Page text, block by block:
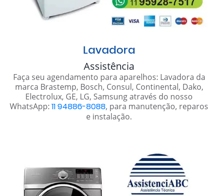
Lavadora
Assistência
Faça seu agendamento para aparelhos: Lavadora da
marca Brastemp, Bosch, Consul, Continental, Dako,
Electrolux, GE, LG, Samsung através do nosso
WhatsApp: 11 94886-8088, para manutenção, reparos
e instalação.